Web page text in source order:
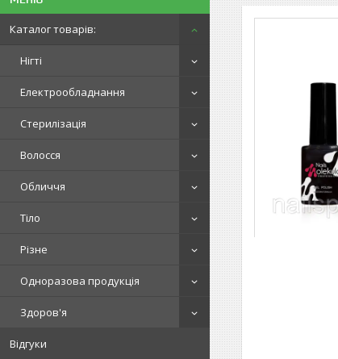
Каталог товарів:
Нігті
Електрообладнання
Стерилізація
Волосся
Обличчя
Тіло
Різне
Одноразова продукція
Здоров'я
Відгуки